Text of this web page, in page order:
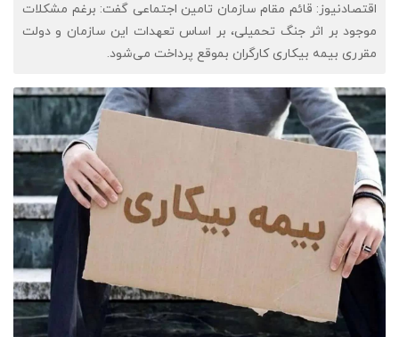
اقتصادنیوز: قائم مقام سازمان تامین اجتماعی گفت: برغم مشکلات
موجود بر اثر جنگ تحمیلی، بر اساس تعهدات این سازمان و دولت
مقرری بیمه بیکاری کارگران بموقع پرداخت می‌شود.